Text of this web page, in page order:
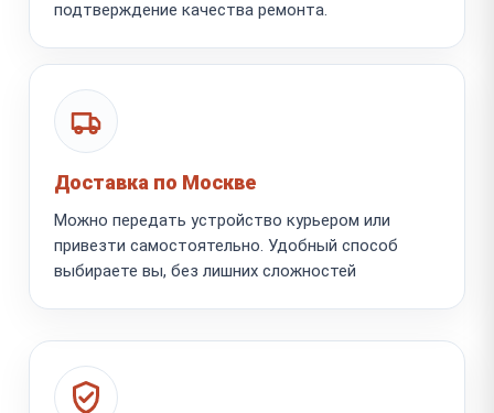
подтверждение качества ремонта.
Доставка по Москве
Можно передать устройство курьером или
привезти самостоятельно. Удобный способ
выбираете вы, без лишних сложностей